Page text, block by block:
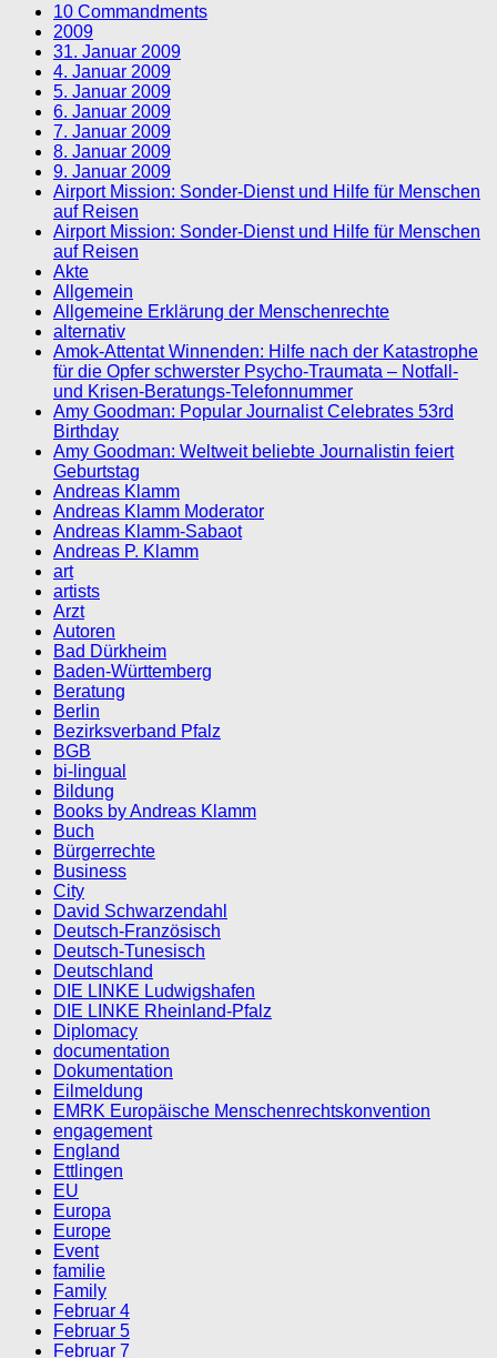
10 Commandments
2009
31. Januar 2009
4. Januar 2009
5. Januar 2009
6. Januar 2009
7. Januar 2009
8. Januar 2009
9. Januar 2009
Airport Mission: Sonder-Dienst und Hilfe für Menschen
auf Reisen
Airport Mission: Sonder-Dienst und Hilfe für Menschen
auf Reisen
Akte
Allgemein
Allgemeine Erklärung der Menschenrechte
alternativ
Amok-Attentat Winnenden: Hilfe nach der Katastrophe
für die Opfer schwerster Psycho-Traumata – Notfall-
und Krisen-Beratungs-Telefonnummer
Amy Goodman: Popular Journalist Celebrates 53rd
Birthday
Amy Goodman: Weltweit beliebte Journalistin feiert
Geburtstag
Andreas Klamm
Andreas Klamm Moderator
Andreas Klamm-Sabaot
Andreas P. Klamm
art
artists
Arzt
Autoren
Bad Dürkheim
Baden-Württemberg
Beratung
Berlin
Bezirksverband Pfalz
BGB
bi-lingual
Bildung
Books by Andreas Klamm
Buch
Bürgerrechte
Business
City
David Schwarzendahl
Deutsch-Französisch
Deutsch-Tunesisch
Deutschland
DIE LINKE Ludwigshafen
DIE LINKE Rheinland-Pfalz
Diplomacy
documentation
Dokumentation
Eilmeldung
EMRK Europäische Menschenrechtskonvention
engagement
England
Ettlingen
EU
Europa
Europe
Event
familie
Family
Februar 4
Februar 5
Februar 7